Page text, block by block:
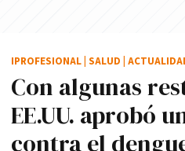
Con algunas
EE.UU. aprobó
contra el
IPROFESIONAL SALUD